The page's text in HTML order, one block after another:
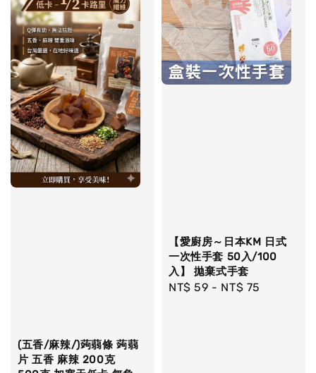
(五香/麻辣/)蒟蒻條 蒟蒻
片 五香 麻辣 200克
【愛廚房～日本KM 日式
一次性手套 50入/100
入】 拋棄式手套
Regular
NT$ 59 - NT$ 75